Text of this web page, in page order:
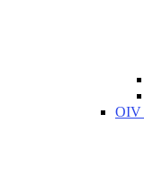
OIV